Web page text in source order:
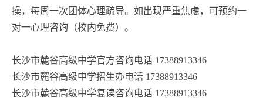
操，每周一次团体心理疏导。如出现严重焦虑，可预约一
对一心理咨询（校内免费）。
长沙市麓谷高级中学官方咨询电话 17388913346
长沙市麓谷高级中学招生办电话 17388913346
长沙市麓谷高级中学复读咨询电话 17388913346